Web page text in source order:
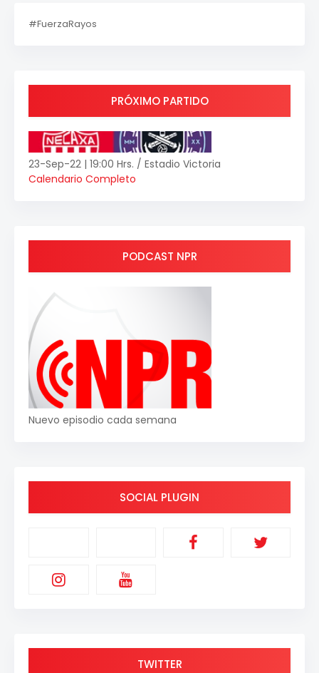
#FuerzaRayos
PRÓXIMO PARTIDO
23-Sep-22 | 19:00 Hrs. / Estadio Victoria
Calendario Completo
PODCAST NPR
Nuevo episodio cada semana
SOCIAL PLUGIN
TWITTER